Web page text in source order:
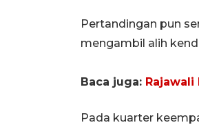
Pertandingan pun
mengambil alih
Baca juga: Rajawali
Pada kuarter